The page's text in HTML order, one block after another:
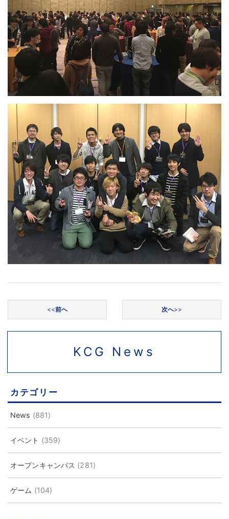
<<前へ 次へ>>
KCG News
カテゴリー
News (881)
イベント (359)
オープンキャンパス (281)
ゲーム (104)